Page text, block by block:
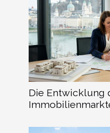
Die Entwicklung